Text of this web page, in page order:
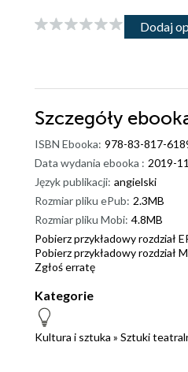
Dodaj
Szczegóły
ISBN Ebooka: 978-83-817-
Data wydania ebooka : 2019-
Język publikacji: angielski
Rozmiar pliku ePub: 2.3MB
Rozmiar pliku Mobi: 4.8MB
Pobierz przykładowy rozdział
Pobierz przykładowy rozdział
Zgłoś erratę
Kategorie
Kultura i sztuka » Sztuki